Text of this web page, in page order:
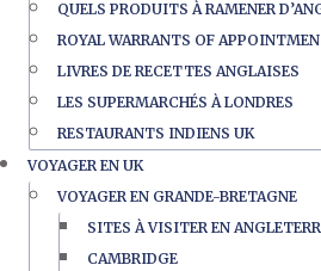
QUELS PRODUITS À RAMENER
ROYAL WARRANTS OF
LIVRES DE RECETTES ANGLAISES
LES SUPERMARCHÉS À LONDRES
RESTAURANTS INDIENS UK
VOYAGER EN UK
VOYAGER EN GRANDE-BRETAGNE
SITES À VISITER EN
CAMBRIDGE